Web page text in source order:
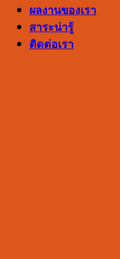
ผลงานของเรา
สาระน่ารู้
ติดต่อเรา